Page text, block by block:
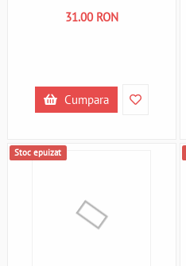
31.00 RON
Cumpara
Stoc epuizat